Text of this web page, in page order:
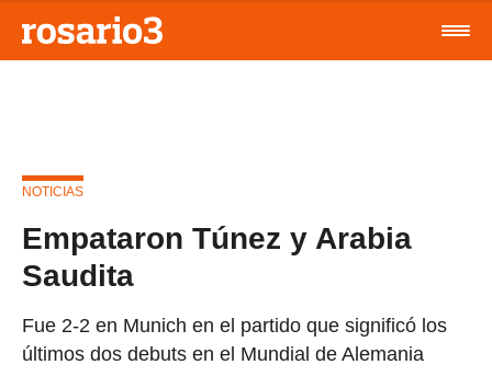
NOTICIAS
Empataron Túnez y Arabia
Saudita
Fue 2-2 en Munich en el partido que significó los
últimos dos debuts en el Mundial de Alemania